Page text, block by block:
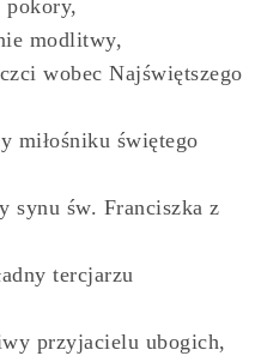
pokory,
modlitwy,
wobec Najświętszego
miłośniku świętego
synu św. Franciszka z
tercjarzu
przyjacielu ubogich,